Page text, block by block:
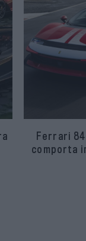
Ferrari
comporta